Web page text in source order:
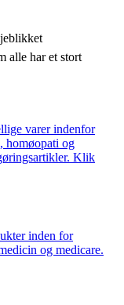
alle har et stort
varer indenfor
homøopati og
Klik
inden for
og medicare.